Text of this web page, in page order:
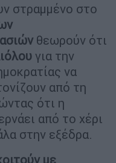
στραμμένο στο
θεωρούν ότι
για την
να
από τη
ότι η
από το χέρι
στην εξέδρα.
με